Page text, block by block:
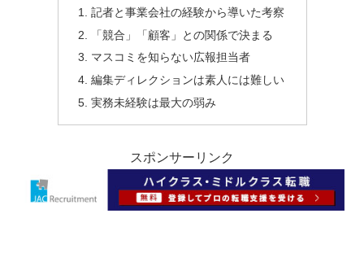
記者と事業会社の経験から導いた考察
「競合」「顧客」との関係で決まる
マスコミを知らない広報担当者
編集ディレクションは素人には難しい
実務未経験は最大の弱み
スポンサーリンク